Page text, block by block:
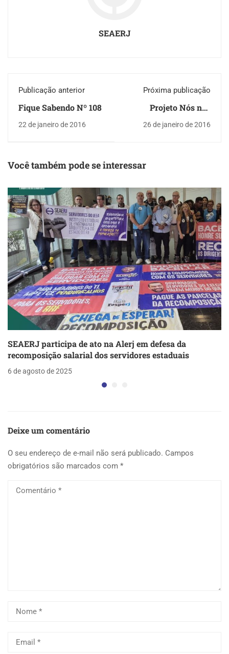
SEAERJ
Publicação anterior
Fique Sabendo Nº 108
22 de janeiro de 2016
Próxima publicação
Projeto Nós nos
Apresentação: DRM
26 de janeiro de 2016
Você também pode se interessar
SEAERJ participa de ato na Alerj em defesa da
recomposição salarial dos servidores estaduais
6 de agosto de 2025
Deixe um comentário
O seu endereço de e-mail não será publicado. Campos
obrigatórios são marcados com *